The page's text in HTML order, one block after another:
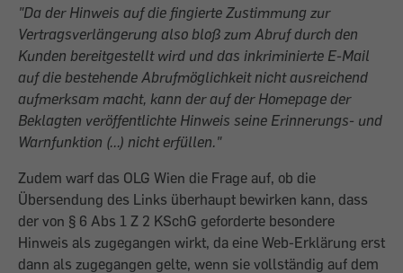
"Da der Hinweis auf die fingierte Zustimmung zur
Vertragsverlängerung also bloß zum Abruf durch den
Kunden bereitgestellt wird und das inkriminierte E-Mail
auf die bestehende Abrufmöglichkeit nicht ausreichend
aufmerksam macht, kann der auf der Homepage der
Beklagten veröffentlichte Hinweis seine Erinnerungs- und
Warnfunktion (...) nicht erfüllen."
Zudem warf das OLG Wien die Frage auf, ob die
Übersendung des Links überhaupt bewirken kann, dass
der von § 6 Abs 1 Z 2 KSchG geforderte besondere
Hinweis als zugegangen wirkt, da eine Web-Erklärung erst
dann als zugegangen gelte, wenn sie vollständig auf dem